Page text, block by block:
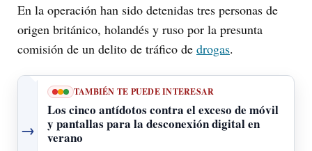
En la operación han sido detenidas tres personas de
origen británico, holandés y ruso por la presunta
comisión de un delito de tráfico de drogas.
→
TAMBIÉN TE PUEDE INTERESAR
Los cinco antídotos contra el exceso de móvil
y pantallas para la desconexión digital en
verano